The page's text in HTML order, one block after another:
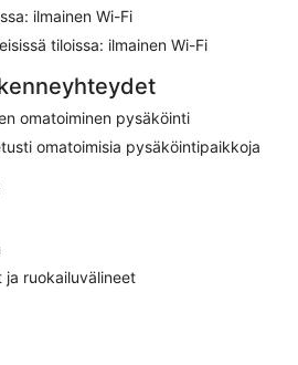
päässä kohteesta Lusto ja
päässä kohteesta Taidekartano
tuoda lemmikin lisämaksusta
tiloissa on ilmainen Wi-Fi.
on savuton.
ilmainen Wi-Fi
tiloissa: ilmainen Wi-Fi
omatoiminen pysäköinti
omatoimisia pysäköintipaikkoja
ja ruokailuvälineet